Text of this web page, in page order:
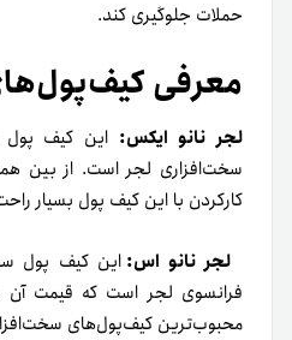
حملات جلوگیری کند.
معرفی
لجر نانو ایکس: این کیف
سخت‌افزاری لجر است. از بین
کارکردن با این کیف پول بسیار
لجر نانو اس: این کیف پول
محبوب‌ترین کیف‌پول‌های